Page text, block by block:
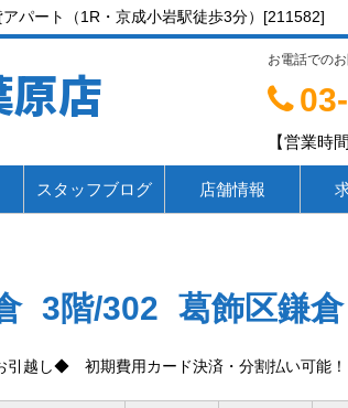
パート（1R・京成小岩駅徒歩3分）[211582]
原店
お電話での
【営業時
スタッフブログ 店舗情報
3階/302 葛飾区鎌
越し◆ 初期費用カード決済・分割払い可能！